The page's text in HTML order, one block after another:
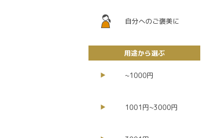
自分へのご褒美に
用途から選ぶ
~1000円
1001円~3000円